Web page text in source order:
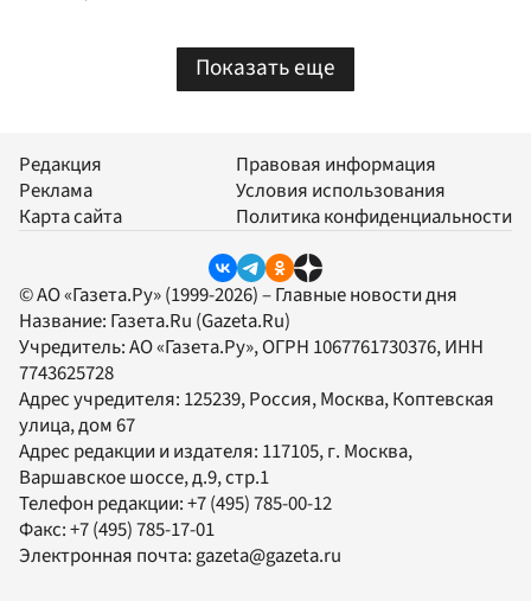
Показать еще
Редакция
Реклама
Карта сайта
Правовая информация
Условия использования
Политика конфиденциальности
© АО «Газета.Ру» (1999-2026) – Главные новости дня
Название: Газета.Ru (Gazeta.Ru)
Учредитель:АО «Газета.Ру», ОГРН 1067761730376, ИНН
7743625728
Адрес учредителя: 125239, Россия, Москва, Коптевская
улица, дом 67
Адрес редакции и издателя: 117105, г. Москва,
Варшавское шоссе, д.9, стр.1
Телефон редакции:+7 (495) 785-00-12
Факс:+7 (495) 785-17-01
Электронная почта:gazeta@gazeta.ru